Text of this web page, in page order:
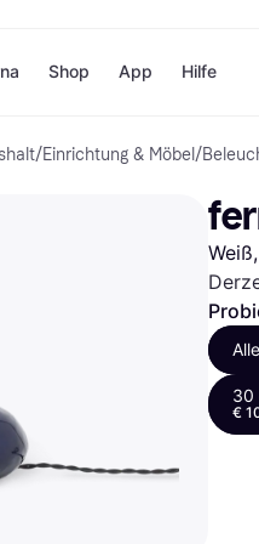
Zahlungsmethoden
Bezahle in 3
Bezahle in bis zu 30 Tagen
Shop
Shops
H&M
Temu
Alle Shops
App Hilfe
/Einrichtung & Möbel /
Alle
30
€